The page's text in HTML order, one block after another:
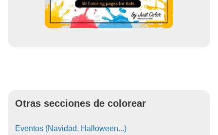
Otras secciones de colorear
Eventos (Navidad, Halloween...)